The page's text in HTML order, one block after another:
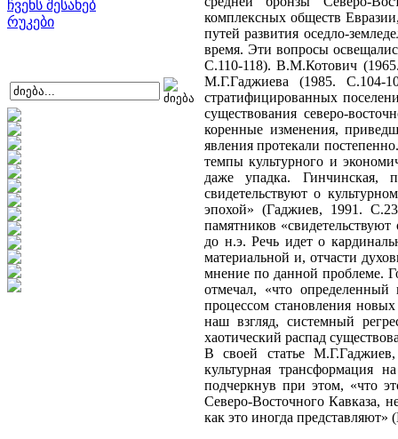
ჩვენს შესახებ
რუკები
комплексных обществ
путей развития оседло-
время. Эти вопросы
С.110-118). В.М.Котович
М.Г.Гаджиева (1985. С.104-
стратифицированных
существования северо-
коренные изменения,
явления протекали
темпы культурного и
даже упадка. Гинчинская,
свидетельствуют о
эпохой» (Гаджиев, 1991.
памятников
до н.э. Речь идет о
материальной и, отчасти
мнение по данной проблеме.
отмечал, «что
процессом становления
наш взгляд, системный
хаотический распад
В своей статье М.Г.Гаджиев,
культурная трансформация
подчеркнув при этом, «что
Северо-Восточного Кавказа,
как это иногда